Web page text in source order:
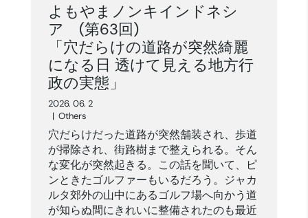
よもやまノンキインドネシ
ア (第63回)
「穴だらけの道路が突然綺麗
になる日 透けて見える地方行
政の実態」
2026. 06. 2
| Others
穴だらけだった道路が突然舗装され、歩道
が掃除され、街路樹まで整えられる。そん
な変化が突然起きる。この話を聞いて、ピ
ンときたゴルファーもいるだろう。ジャカ
ルタ郊外の山中にあるゴルフ場へ向かう道
が知らぬ間にきれいに整備されたのも最近